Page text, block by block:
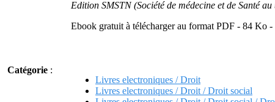
Edition SMSTN (Société de médecine et de Santé
Ebook gratuit à télécharger au format PDF - 84 Ko -
Catégorie :
Livres electroniques / Droit
Livres electroniques / Droit / Droit social